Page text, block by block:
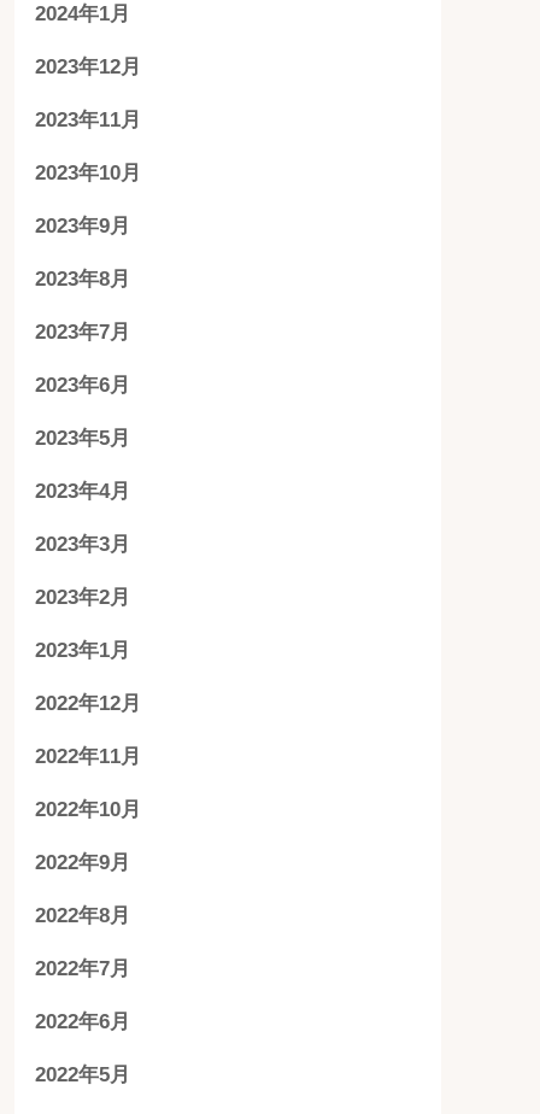
2024年1月
2023年12月
2023年11月
2023年10月
2023年9月
2023年8月
2023年7月
2023年6月
2023年5月
2023年4月
2023年3月
2023年2月
2023年1月
2022年12月
2022年11月
2022年10月
2022年9月
2022年8月
2022年7月
2022年6月
2022年5月